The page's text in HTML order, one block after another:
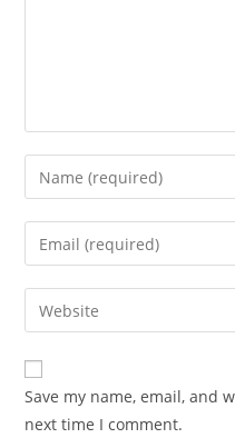
Enter
your
name
comment
Enter
your
email
address
comment
Enter
your
website
URL
(optional)
Save my name, email, and
next time I comment.